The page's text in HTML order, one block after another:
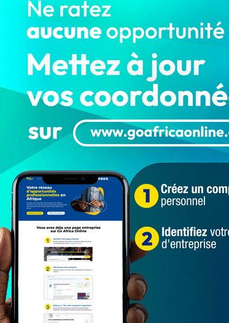
Le Bénin vient de perdre une icône du
cinématographique. Son nom, Ibrahim
Padonou. Acteur et producteur, il…
BÉNIN RÉTRO 2023: Comment
chef de l’OCRC Donatien Sokou
LA REDACTION Nov 27, 2024
1 365
LES ARCHIVES du 229
L'Office central de répression de la
cybercriminalité (OCRC) s'est engagé